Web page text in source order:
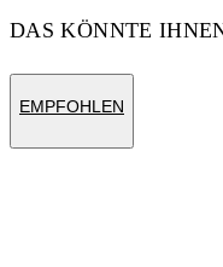
DAS KÖNNTE
EMPFOHLEN